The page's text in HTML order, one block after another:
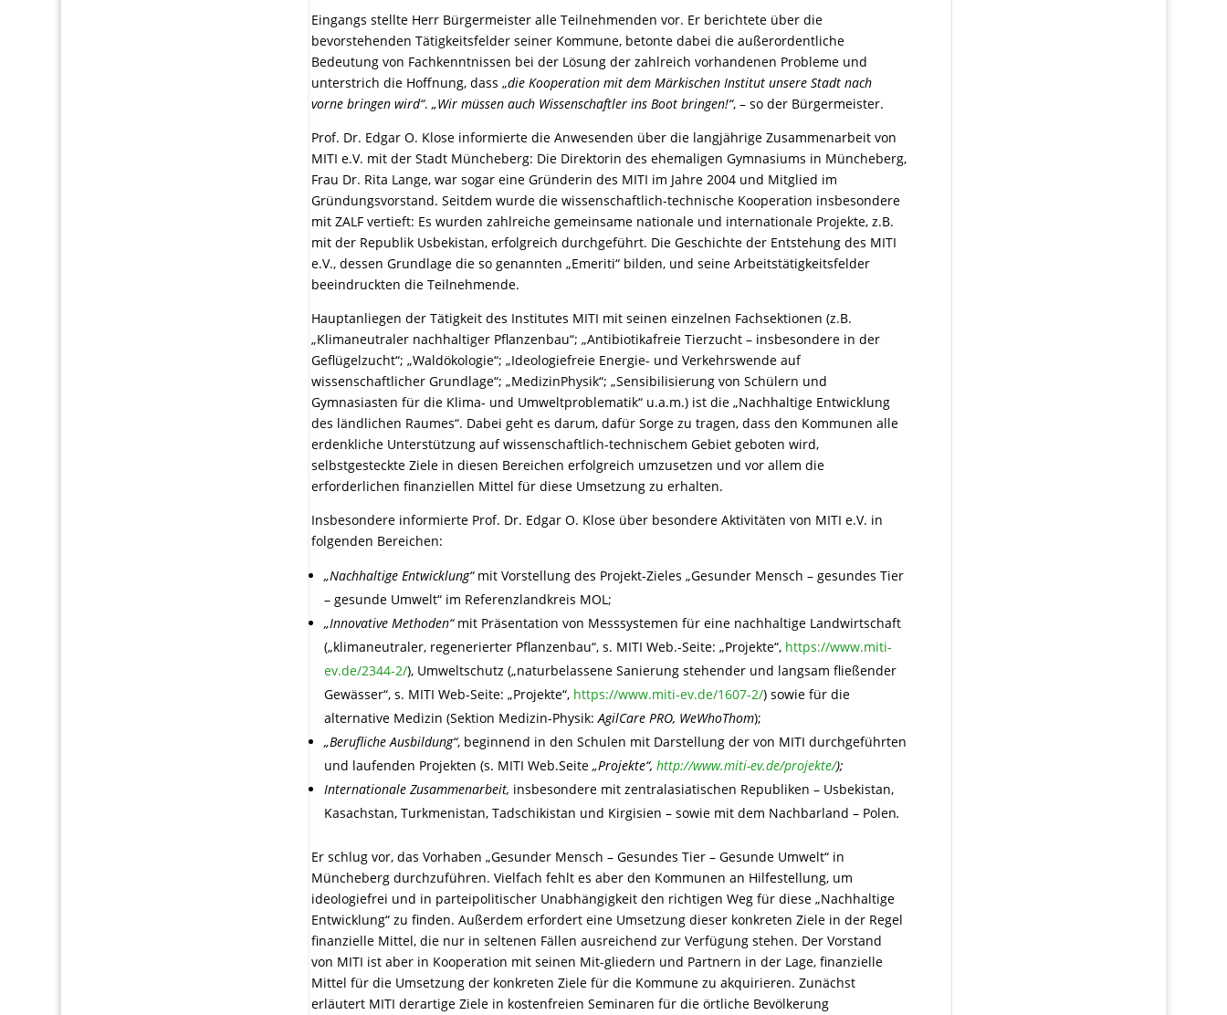
Eingangs stellte Herr Bürgermeister alle Teilnehmenden vor. Er berichtete über die
bevorstehenden Tätigkeitsfelder seiner Kommune, betonte dabei die außerordentliche
Bedeutung von Fachkenntnissen bei der Lösung der zahlreich vorhandenen Probleme und
unterstrich die Hoffnung, dass „die Kooperation mit dem Märkischen Institut unsere Stadt nach
vorne bringen wird“.„Wir müssen auch Wissenschaftler ins Boot bringen!“, – so der Bürgermeister.
Prof. Dr. Edgar O. Klose informierte die Anwesenden über die langjährige Zusammenarbeit von
MITI e.V. mit der Stadt Müncheberg: Die Direktorin des ehemaligen Gymnasiums in Müncheberg,
Frau Dr. Rita Lange, war sogar eine Gründerin des MITI im Jahre 2004 und Mitglied im
Gründungsvorstand. Seitdem wurde die wissenschaftlich-technische Kooperation insbesondere
mit ZALF vertieft: Es wurden zahlreiche gemeinsame nationale und internationale Projekte, z.B.
mit der Republik Usbekistan, erfolgreich durchgeführt. Die Geschichte der Entstehung des MITI
e.V., dessen Grundlage die so genannten „Emeriti“ bilden, und seine Arbeitstätigkeitsfelder
beeindruckten die Teilnehmende.
Hauptanliegen der Tätigkeit des Institutes MITI mit seinen einzelnen Fachsektionen (z.B.
„Klimaneutraler nachhaltiger Pflanzenbau“; „Antibiotikafreie Tierzucht – insbesondere in der
Geflügelzucht“; „Waldökologie“; „Ideologiefreie Energie- und Verkehrswende auf
wissenschaftlicher Grundlage“; „MedizinPhysik“; „Sensibilisierung von Schülern und
Gymnasiasten für die Klima- und Umweltproblematik“ u.a.m.) ist die „Nachhaltige Entwicklung
des ländlichen Raumes“. Dabei geht es darum, dafür Sorge zu tragen, dass den Kommunen alle
erdenkliche Unterstützung auf wissenschaftlich-technischem Gebiet geboten wird,
selbstgesteckte Ziele in diesen Bereichen erfolgreich umzusetzen und vor allem die
erforderlichen finanziellen Mittel für diese Umsetzung zu erhalten.
Insbesondere informierte Prof. Dr. Edgar O. Klose über besondere Aktivitäten von MITI e.V. in
folgenden Bereichen:
„Nachhaltige Entwicklung“mit Vorstellung des Projekt-Zieles „Gesunder Mensch – gesundes Tier
– gesunde Umwelt“ im Referenzlandkreis MOL;
„Innovative Methoden“mit Präsentation von Messsystemen für eine nachhaltige Landwirtschaft
(„klimaneutraler, regenerierter Pflanzenbau“, s. MITI Web.-Seite: „Projekte“, https://www.miti-
ev.de/2344-2/), Umweltschutz („naturbelassene Sanierung stehender und langsam fließender
Gewässer“, s. MITI Web-Seite: „Projekte“, https://www.miti-ev.de/1607-2/) sowie für die
alternative Medizin (Sektion Medizin-Physik:AgilCare PRO, WeWhoThom);
„Berufliche Ausbildung“, beginnend in den Schulen mit Darstellung der von MITI durchgeführten
und laufenden Projekten (s. MITI Web.Seite„Projekte“,http://www.miti-ev.de/projekte/);
Internationale Zusammenarbeit, insbesondere mit zentralasiatischen Republiken – Usbekistan,
Kasachstan, Turkmenistan, Tadschikistan und Kirgisien – sowie mit dem Nachbarland – Polen.
Er schlug vor, das Vorhaben „Gesunder Mensch – Gesundes Tier – Gesunde Umwelt“ in
Müncheberg durchzuführen. Vielfach fehlt es aber den Kommunen an Hilfestellung, um
ideologiefrei und in parteipolitischer Unabhängigkeit den richtigen Weg für diese „Nachhaltige
Entwicklung“ zu finden. Außerdem erfordert eine Umsetzung dieser konkreten Ziele in der Regel
finanzielle Mittel, die nur in seltenen Fällen ausreichend zur Verfügung stehen. Der Vorstand
von MITI ist aber in Kooperation mit seinen Mit-gliedern und Partnern in der Lage, finanzielle
Mittel für die Umsetzung der konkreten Ziele für die Kommune zu akquirieren. Zunächst
erläutert MITI derartige Ziele in kostenfreien Seminaren für die örtliche Bevölkerung